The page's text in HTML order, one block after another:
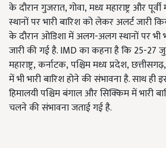
के दौरान गुजरात, गोवा, मध्य महाराष्ट्र और
स्थानों पर भारी बारिश को लेकर अलर्ट जारी
के दौरान ओडिशा में अलग-अलग स्थानों पर भी
जारी की गई है. IMD का कहना है कि 25-27
महाराष्ट्र, कर्नाटक, पश्चिम मध्य प्रदेश,
में भी भारी बारिश होने की संभावना है. साथ ही
हिमालयी पश्चिम बंगाल और सिक्किम में भारी
चलने की संभावना जताई गई है.